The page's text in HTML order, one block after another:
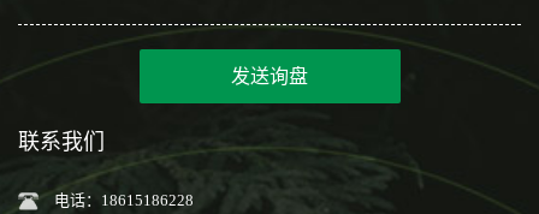
发送询盘
联系我们
电话：18615186228